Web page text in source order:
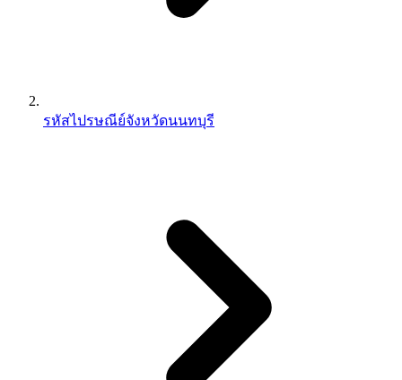
รหัสไปรษณีย์จังหวัดนนทบุรี